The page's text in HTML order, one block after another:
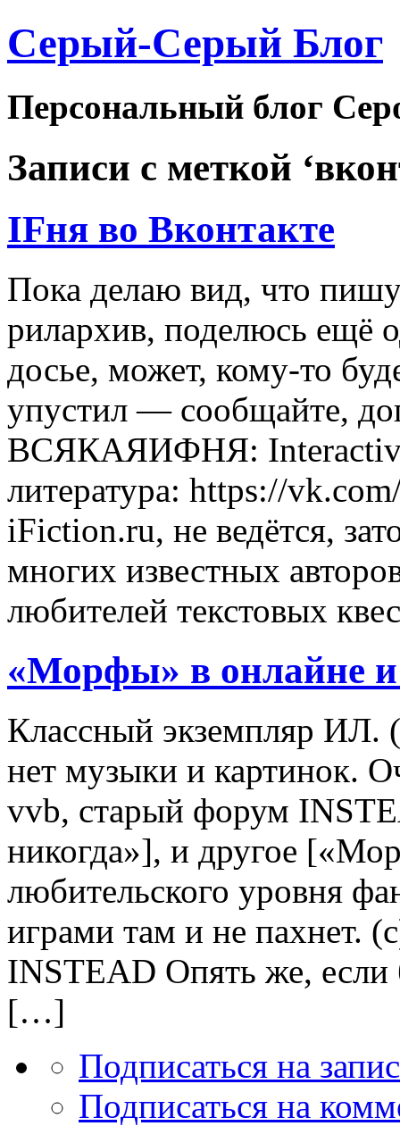
Серый-Серый Блог
Персональный блог
Записи с меткой
IFня во Вконтакте
Пока делаю вид, что
рилархив, поделюсь ещё
досье, может, кому-то
упустил — сообщайте,
ВСЯКАЯИФНЯ:
литература: https://
iFiction.ru, не ведётся,
многих известных
любителей текстовых
«Морфы» в онлайне и
Классный экземпляр
нет музыки и картинок.
vvb, старый форум
никогда»], и другое
любительского уровня
играми там и не пахнет.
INSTEAD Опять же, если
[…]
Подписаться на
Подписаться на